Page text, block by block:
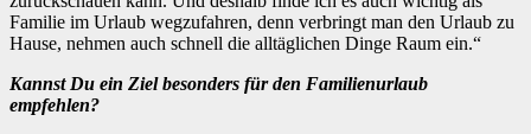
Familie im Urlaub wegzufahren, denn verbringt man den Urlaub zu
Hause, nehmen auch schnell die alltäglichen Dinge Raum ein.“
Kannst Du ein Ziel besonders für den Familienurlaub
empfehlen?